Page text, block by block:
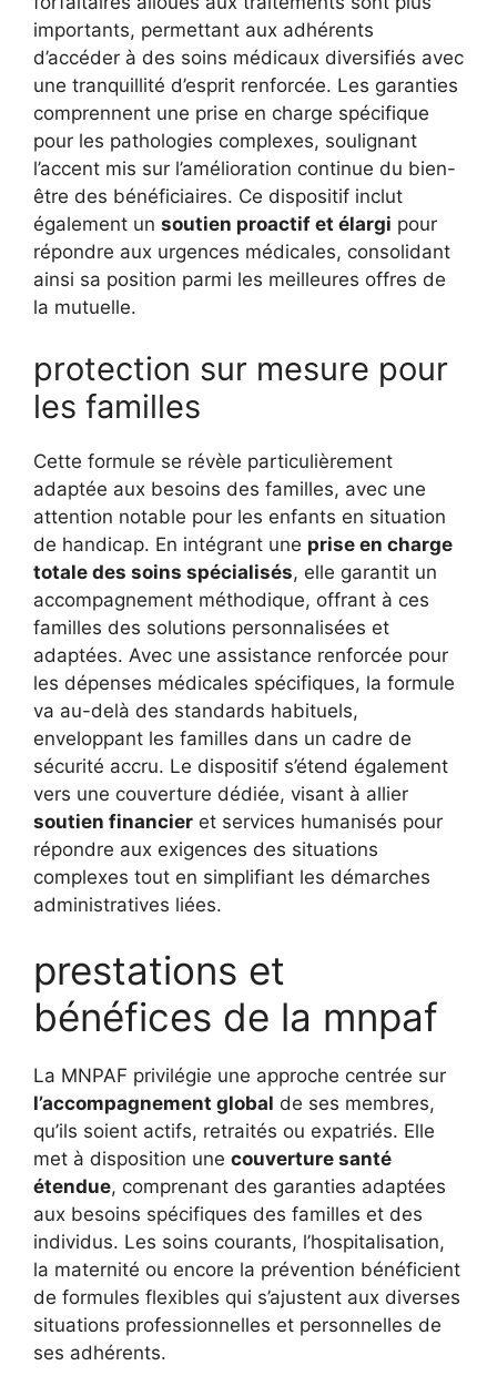
importants, permettant aux adhérents
d’accéder à des soins médicaux diversifiés avec
une tranquillité d’esprit renforcée. Les garanties
comprennent une prise en charge spécifique
pour les pathologies complexes, soulignant
l’accent mis sur l’amélioration continue du bien-
être des bénéficiaires. Ce dispositif inclut
également un soutien proactif et élargi pour
répondre aux urgences médicales, consolidant
ainsi sa position parmi les meilleures offres de
la mutuelle.
protection sur mesure pour
les familles
Cette formule se révèle particulièrement
adaptée aux besoins des familles, avec une
attention notable pour les enfants en situation
de handicap. En intégrant une prise en charge
totale des soins spécialisés, elle garantit un
accompagnement méthodique, offrant à ces
familles des solutions personnalisées et
adaptées. Avec une assistance renforcée pour
les dépenses médicales spécifiques, la formule
va au-delà des standards habituels,
enveloppant les familles dans un cadre de
sécurité accru. Le dispositif s’étend également
vers une couverture dédiée, visant à allier
soutien financier et services humanisés pour
répondre aux exigences des situations
complexes tout en simplifiant les démarches
administratives liées.
prestations et
bénéfices de la mnpaf
La MNPAF privilégie une approche centrée sur
l’accompagnement global de ses membres,
qu’ils soient actifs, retraités ou expatriés. Elle
met à disposition une couverture santé
étendue, comprenant des garanties adaptées
aux besoins spécifiques des familles et des
individus. Les soins courants, l’hospitalisation,
la maternité ou encore la prévention bénéficient
de formules flexibles qui s’ajustent aux diverses
situations professionnelles et personnelles de
ses adhérents.